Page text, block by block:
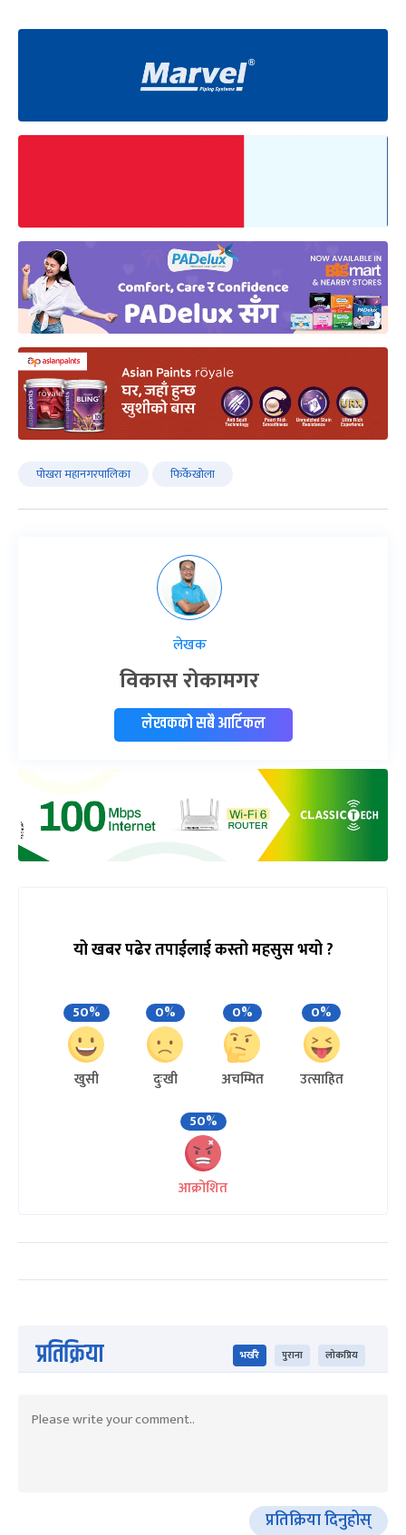
पोखरा महानगरपालिका फिर्केखोला
लेखक
विकास रोकामगर
लेखकको सबै आर्टिकल
यो खबर पढेर तपाईलाई कस्तो महसुस भयो ?
50%
खुसी
0%
दुःखी
0%
अचम्मित
0%
उत्साहित
50%
आक्रोशित
प्रतिक्रिया भर्खरै पुराना लोकप्रिय
प्रतिक्रिया दिनुहोस्